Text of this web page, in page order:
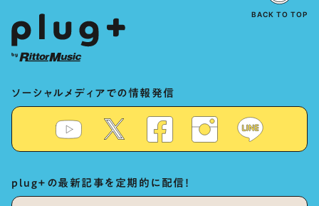
ソーシャルメディアでの情報発信
plug+の最新記事を定期的に配信！
BACK TO TOP